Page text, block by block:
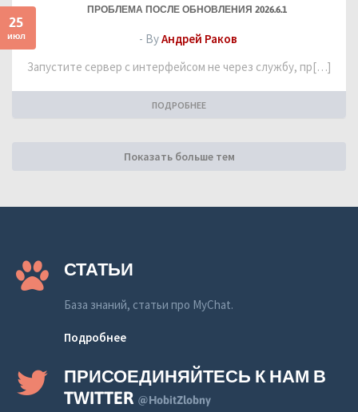
25
июл
ПРОБЛЕМА ПОСЛЕ ОБНОВЛЕНИЯ 2026.6.1
- ByАндрей Раков
Запустите сервер с интерфейсом не через службу, пр[…]
ПОДРОБНЕЕ
Показать больше тем
СТАТЬИ
База знаний, статьи про MyChat.
Подробнее
ПРИСОЕДИНЯЙТЕСЬ К НАМ В
TWITTER @HobitZlobny